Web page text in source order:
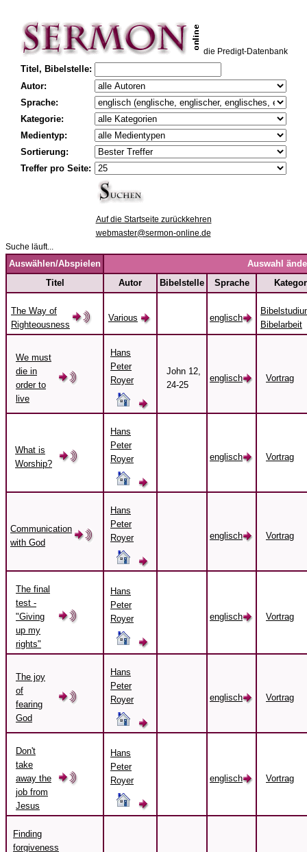
die Predigt-Datenbank
Titel, Bibelstelle:
Autor:
Sprache:
Kategorie:
Medientyp:
Sortierung:
Treffer pro Seite:
Auf die Startseite zurückkehren
webmaster@sermon-online.de
Suche läuft...
Auswählen/Abspielen
Auswahl
Titel
Autor Bibelstelle Sprache
The Way of
Righteousness
Various englisch
Bibelarbeit
We must
die in
order to
live
Hans
Peter
Royer
John 12,
24-25
englisch Vortrag
What is
Worship?
Hans
Peter
Royer
englisch Vortrag
Communication
with God
Hans
Peter
Royer
englisch Vortrag
The final
test -
"Giving
up my
rights"
Hans
Peter
Royer
englisch Vortrag
The joy
of
fearing
God
Hans
Peter
Royer
englisch Vortrag
Don't
take
away the
job from
Jesus
Hans
Peter
Royer
englisch Vortrag
Finding
forgiveness